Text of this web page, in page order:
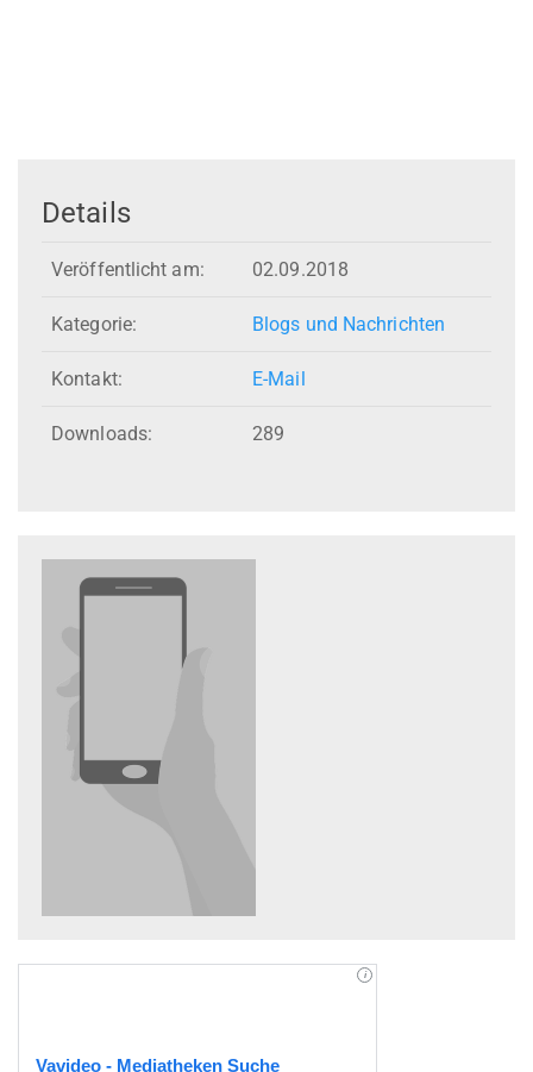
Details
Veröffentlicht am: 02.09.2018
Kategorie: Blogs und Nachrichten
Kontakt: E-Mail
Downloads: 289